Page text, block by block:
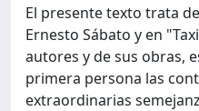
El presente texto trata
Ernesto Sábato y en
autores y de sus obras,
primera persona las
extraordinarias